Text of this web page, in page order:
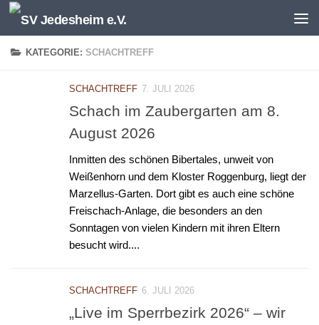
Unter dem Inhalt
KATEGORIE:SCHACHTREFF
SCHACHTREFF 7. JULI 2026
Schach im Zaubergarten am 8.
August 2026
Inmitten des schönen Bibertales, unweit von
Weißenhorn und dem Kloster Roggenburg, liegt der
Marzellus-Garten. Dort gibt es auch eine schöne
Freischach-Anlage, die besonders an den
Sonntagen von vielen Kindern mit ihren Eltern
besucht wird....
SCHACHTREFF 6. JULI 2026
„Live im Sperrbezirk 2026“ – wir